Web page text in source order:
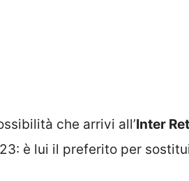
che arrivi all’Inter
è lui il preferito per